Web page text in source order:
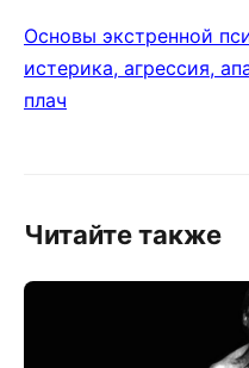
Основы экстренной
истерика, агрессия,
плач
Читайте также